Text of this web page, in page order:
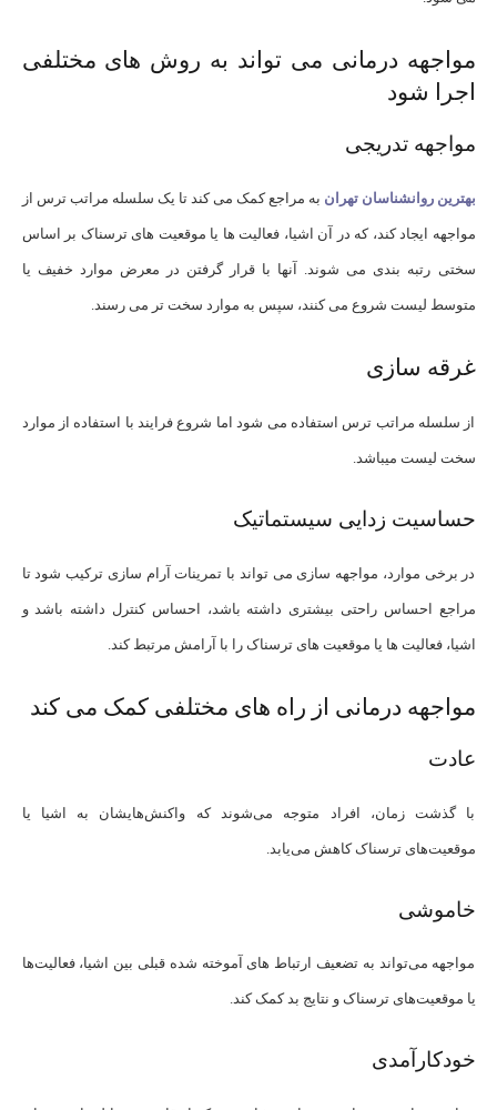
مواجهه درمانی می تواند به روش های مختلفی
اجرا شود
مواجهه تدریجی
بهترین روانشناسان تهران به مراجع کمک می کند تا یک سلسله مراتب ترس از
مواجهه ایجاد کند، که در آن اشیا، فعالیت ها یا موقعیت های ترسناک بر اساس
سختی رتبه بندی می شوند. آنها با قرار گرفتن در معرض موارد خفیف یا
متوسط ​​لیست شروع می کنند، سپس به موارد سخت تر می رسند.
غرقه سازی
از سلسله مراتب ترس استفاده می شود اما شروع فرایند با استفاده از موارد
سخت لیست میباشد.
حساسیت زدایی سیستماتیک
در برخی موارد، مواجهه سازی می تواند با تمرینات آرام سازی ترکیب شود تا
مراجع احساس راحتی بیشتری داشته باشد، احساس کنترل داشته باشد و
اشیا، فعالیت ها یا موقعیت های ترسناک را با آرامش مرتبط کند.
مواجهه درمانی از راه های مختلفی کمک می کند
عادت
با گذشت زمان، افراد متوجه می‌شوند که واکنش‌هایشان به اشیا یا
موقعیت‌های ترسناک کاهش می‌یابد.
خاموشی
مواجهه می‌تواند به تضعیف ارتباط‌ های آموخته ‌شده قبلی بین اشیا، فعالیت‌ها
یا موقعیت‌های ترسناک و نتایج بد کمک کند.
خودکارآمدی